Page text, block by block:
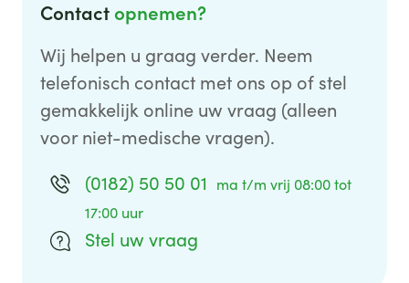
Contact opnemen?
Wij helpen u graag verder. Neem
telefonisch contact met ons op of stel
gemakkelijk online uw vraag (alleen
voor niet-medische vragen).
(0182) 50 50 01
ma t/m vrij 08:00 tot
17:00 uur
Stel uw vraag